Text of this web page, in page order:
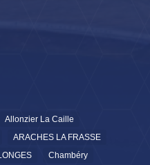
Allonzier La Caille
ARACHES LA FRASSE
Chambéry